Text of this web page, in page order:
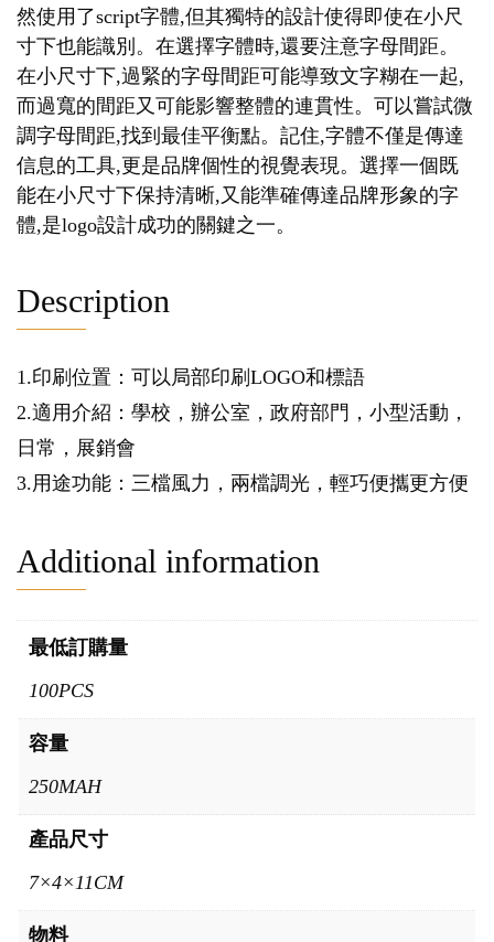
然使用了script字體,但其獨特的設計使得即使在小尺
寸下也能識別。在選擇字體時,還要注意字母間距。
在小尺寸下,過緊的字母間距可能導致文字糊在一起,
而過寬的間距又可能影響整體的連貫性。可以嘗試微
調字母間距,找到最佳平衡點。記住,字體不僅是傳達
信息的工具,更是品牌個性的視覺表現。選擇一個既
能在小尺寸下保持清晰,又能準確傳達品牌形象的字
體,是logo設計成功的關鍵之一。
Description
1.印刷位置：可以局部印刷LOGO和標語
2.適用介紹：學校，辦公室，政府部門，小型活動，
日常，展銷會
3.用途功能：三檔風力，兩檔調光，輕巧便攜更方便
Additional information
最低訂購量
100PCS
容量
250MAH
產品尺寸
7×4×11CM
物料